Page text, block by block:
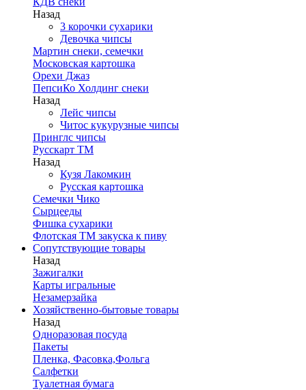
Назад
3 корочки сухарики
Девочка чипсы
Мартин снеки, семечки
Московская картошка
Орехи Джаз
ПепсиКо Холдинг снеки
Назад
Лейс чипсы
Читос кукурузные чипсы
Принглс чипсы
Русскарт ТМ
Назад
Кузя Лакомкин
Русская картошка
Семечки Чико
Сырцееды
Фишка сухарики
Флотская ТМ закуска к пиву
Сопутствующие товары
Назад
Зажигалки
Карты игральные
Незамерзайка
Хозяйственно-бытовые товары
Назад
Одноразовая посуда
Пакеты
Пленка, Фасовка,Фольга
Салфетки
Туалетная бумага